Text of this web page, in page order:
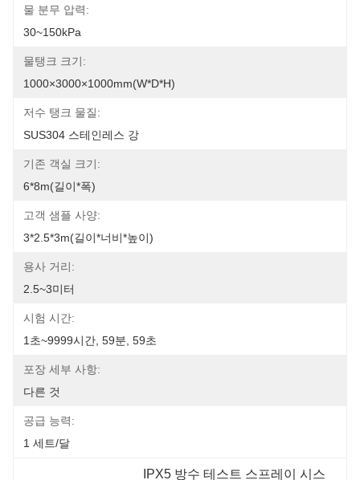
물 분무 압력:
30~150kPa
물탱크 크기:
1000×3000×1000mm(W*D*H)
저수 탱크 물질:
SUS304 스테인레스 강
기존 객실 크기:
6*8m(길이*폭)
고객 샘플 사양:
3*2.5*3m(길이*너비*높이)
용사 거리:
2.5~3미터
시험 시간:
1초~9999시간, 59분, 59초
포장 세부 사항:
다른 것
공급 능력:
1 세트/달
IPX5 방수 테스트 스프레이 시스